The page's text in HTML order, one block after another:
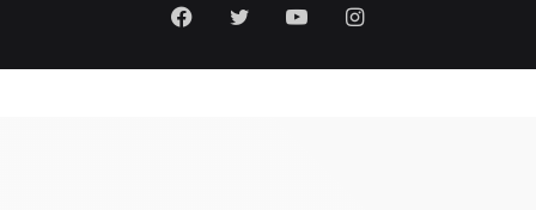
Facebook
Twitter YouTubeInstagram